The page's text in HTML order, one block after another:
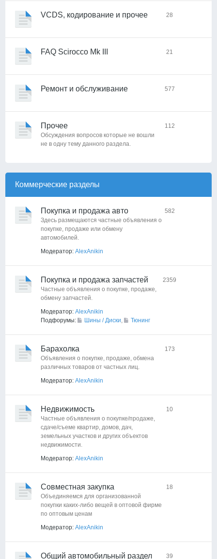
VCDS, кодирование и прочее 28
FAQ Scirocco Mk III 21
Ремонт и обслуживание 577
Прочее
Обсуждения вопросов которые не вошли
не в одну тему данного раздела.
112
Коммерческие разделы
Покупка и продажа авто
Здесь размещаются частные объявления о
покупке, продаже или обмену
автомобилей.
Модератор: AlexAnikin
582
Покупка и продажа запчастей
Частные объявления о покупке, продаже,
обмену запчастей.
Модератор: AlexAnikin
Подфорумы:
Шины / Диски, Тюнинг
2359
Барахолка
Объявления о покупке, продаже, обмена
различных товаров от частных лиц.
Модератор: AlexAnikin
173
Недвижимость
Частные объявления о покупке/продаже,
сдаче/съеме квартир, домов, дач,
земельных участков и других объектов
недвижимости.
Модератор: AlexAnikin
10
Совместная закупка
Объединяемся для организованной
покупки каких-либо вещей в оптовой фирме
по оптовым ценам
Модератор: AlexAnikin
18
Общий автомобильный раздел 39